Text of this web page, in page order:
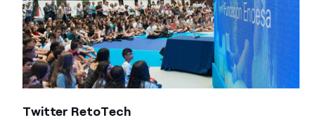
Twitter RetoTech